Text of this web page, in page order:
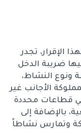
الإقرار، تجدر
ضريبة الدخل
ونوع النشاط،
الأجانب غير
قطاعات محددة
بالإضافة إلى
وتمارس نشاطاً